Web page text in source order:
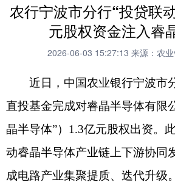
农行宁波市分行“投贷联
元股权资金注入睿
2026-06-03 15:27:13 来源：农
近日，中国农业银行宁波市
直投基金完成对睿晶半导体有限
晶半导体”）1.3亿元股权出资。
动睿晶半导体产业链上下游协同
成电路产业集聚提质、迭代升级。